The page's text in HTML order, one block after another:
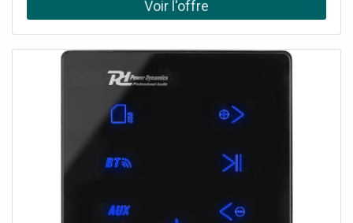
refroidir et chauffer les espaces domestiques, il offre
Unité Extérieure 18000BTU AS50XS1GW 1 Télécommande
incluse 1 Kit d'installation Remplace le modèle EASY